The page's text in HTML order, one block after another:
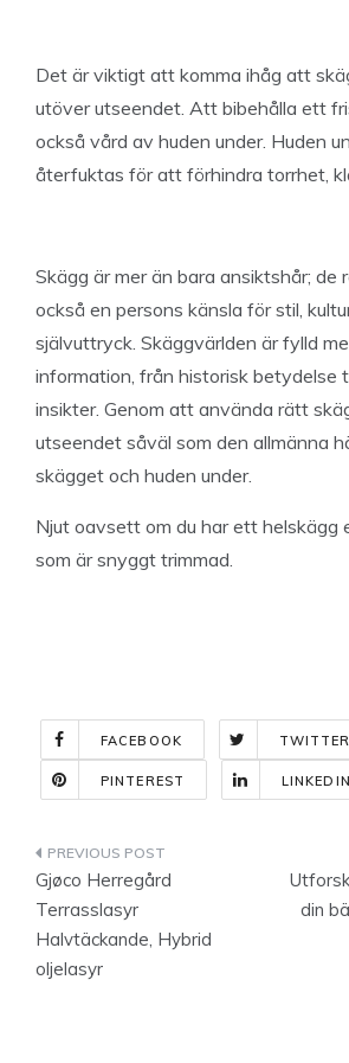
Det är viktigt att komma ihåg att
utöver utseendet. Att bibehålla ett
också vård av huden under. Huden
återfuktas för att förhindra torrhet,
Skägg är mer än bara ansiktshår; de
också en persons känsla för stil,
självuttryck. Skäggvärlden är fylld
information, från historisk betydelse
insikter. Genom att använda rätt
utseendet såväl som den allmänna
skägget och huden under.
Njut oavsett om du har ett helskägg
som är snyggt trimmad.
FACEBOOK TWITTER
PINTEREST LINKEDIN
Indlægsnavigation
Gjøco Herregård
Terrasslasyr
Halvtäckande, Hybrid
oljelasyr
din